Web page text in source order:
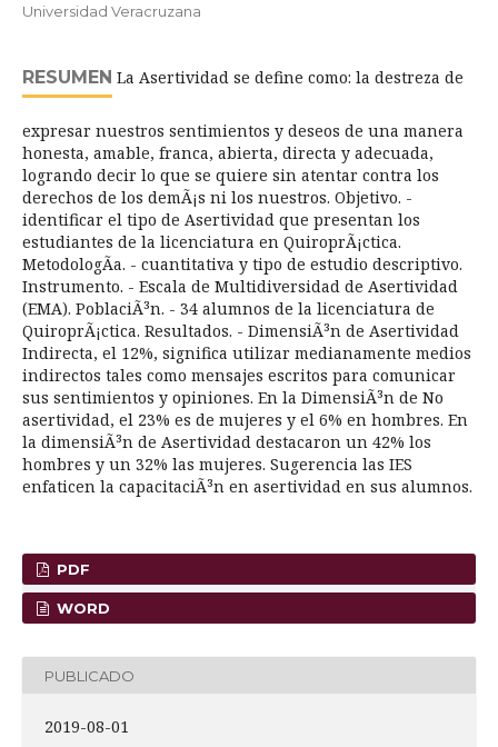
Universidad Veracruzana
RESUMEN La Asertividad se define como: la destreza de
expresar nuestros sentimientos y deseos de una manera
honesta, amable, franca, abierta, directa y adecuada,
logrando decir lo que se quiere sin atentar contra los
derechos de los demÃ¡s ni los nuestros. Objetivo. -
identificar el tipo de Asertividad que presentan los
estudiantes de la licenciatura en QuiroprÃ¡ctica.
MetodologÃ­a. - cuantitativa y tipo de estudio descriptivo.
Instrumento. - Escala de Multidiversidad de Asertividad
(EMA). PoblaciÃ³n. - 34 alumnos de la licenciatura de
QuiroprÃ¡ctica. Resultados. - DimensiÃ³n de Asertividad
Indirecta, el 12%, significa utilizar medianamente medios
indirectos tales como mensajes escritos para comunicar
sus sentimientos y opiniones. En la DimensiÃ³n de No
asertividad, el 23% es de mujeres y el 6% en hombres. En
la dimensiÃ³n de Asertividad destacaron un 42% los
hombres y un 32% las mujeres. Sugerencia las IES
enfaticen la capacitaciÃ³n en asertividad en sus alumnos.
PDF
WORD
PUBLICADO
2019-08-01